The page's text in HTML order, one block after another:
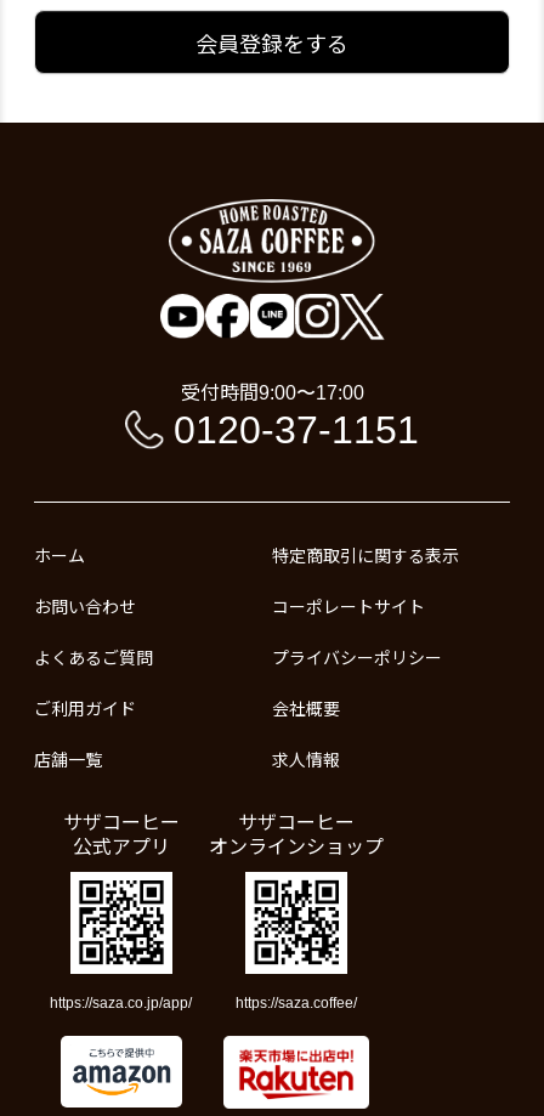
会員登録をする
受付時間9:00〜17:00
0120-37-1151
ホーム
お問い合わせ
よくあるご質問
ご利用ガイド
店舗一覧
特定商取引に関する表示
コーポレートサイト
プライバシーポリシー
会社概要
求人情報
サザコーヒー
公式アプリ
https://saza.co.jp/app/
サザコーヒー
オンラインショップ
https://saza.coffee/